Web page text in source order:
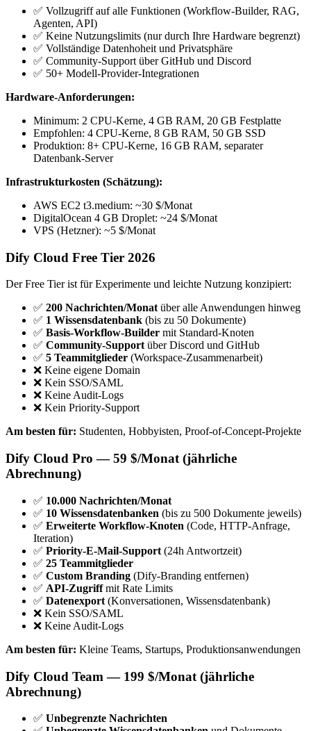
✅ Vollzugriff auf alle Funktionen (Workflow-Builder, RAG,
Agenten, API)
✅ Keine Nutzungslimits (nur durch Ihre Hardware begrenzt)
✅ Vollständige Datenhoheit und Privatsphäre
✅ Community-Support über GitHub und Discord
✅ 50+ Modell-Provider-Integrationen
Hardware-Anforderungen:
Minimum: 2 CPU-Kerne, 4 GB RAM, 20 GB Festplatte
Empfohlen: 4 CPU-Kerne, 8 GB RAM, 50 GB SSD
Produktion: 8+ CPU-Kerne, 16 GB RAM, separater
Datenbank-Server
Infrastrukturkosten (Schätzung):
AWS EC2 t3.medium: ~30 $/Monat
DigitalOcean 4 GB Droplet: ~24 $/Monat
VPS (Hetzner): ~5 $/Monat
Dify Cloud Free Tier 2026
Der Free Tier ist für Experimente und leichte Nutzung konzipiert:
✅ 200 Nachrichten/Monatüber alle Anwendungen hinweg
✅ 1 Wissensdatenbank (bis zu 50 Dokumente)
✅ Basis-Workflow-Builder mit Standard-Knoten
✅ Community-Supportüber Discord und GitHub
✅ 5 Teammitglieder (Workspace-Zusammenarbeit)
❌ Keine eigene Domain
❌ Kein SSO/SAML
❌ Keine Audit-Logs
❌ Kein Priority-Support
Am besten für: Studenten, Hobbyisten, Proof-of-Concept-Projekte
Dify Cloud Pro — 59 $/Monat (jährliche
Abrechnung)
✅ 10.000 Nachrichten/Monat
✅ 10 Wissensdatenbanken (bis zu 500 Dokumente jeweils)
✅ Erweiterte Workflow-Knoten (Code, HTTP-Anfrage,
Iteration)
✅ Priority-E-Mail-Support (24h Antwortzeit)
✅ 25 Teammitglieder
✅ Custom Branding (Dify-Branding entfernen)
✅ API-Zugriffmit Rate Limits
✅ Datenexport (Konversationen, Wissensdatenbank)
❌ Kein SSO/SAML
❌ Keine Audit-Logs
Am besten für: Kleine Teams, Startups, Produktionsanwendungen
Dify Cloud Team — 199 $/Monat (jährliche
Abrechnung)
✅ Unbegrenzte Nachrichten